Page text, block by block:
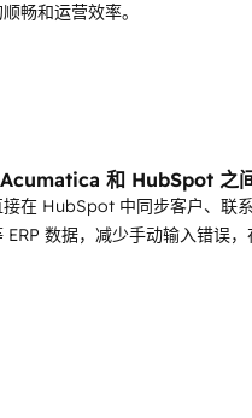
畅和运营效率。
和 HubSpot 之
接在 HubSpot 中同步客户、联
ERP 数据，减少手动输入错误